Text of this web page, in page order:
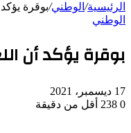
الرئيسية/ الوطني/بوقرة
الوطني
بوقرة يؤكد أن
17 ديسمبر، 2021
0
أقل من دقيقة